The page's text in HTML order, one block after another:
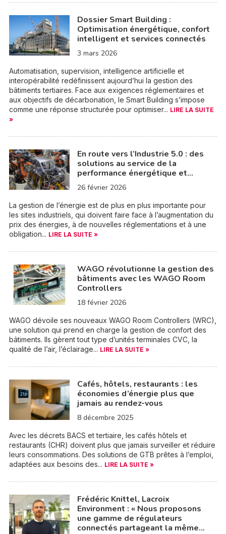
Dossier Smart Building :
Optimisation énergétique, confort
intelligent et services connectés
3 mars 2026
Automatisation, supervision, intelligence artificielle et
interopérabilité redéfinissent aujourd’hui la gestion des
bâtiments tertiaires. Face aux exigences réglementaires et
aux objectifs de décarbonation, le Smart Building s’impose
comme une réponse structurée pour optimiser... LIRE LA SUITE
»
En route vers l’Industrie 5.0 : des
solutions au service de la
performance énergétique et…
26 février 2026
La gestion de l’énergie est de plus en plus importante pour
les sites industriels, qui doivent faire face à l’augmentation du
prix des énergies, à de nouvelles réglementations et à une
obligation... LIRE LA SUITE »
WAGO révolutionne la gestion des
bâtiments avec les WAGO Room
Controllers
18 février 2026
WAGO dévoile ses nouveaux WAGO Room Controllers (WRC),
une solution qui prend en charge la gestion de confort des
bâtiments. Ils gèrent tout type d’unités terminales CVC, la
qualité de l’air, l’éclairage... LIRE LA SUITE »
Cafés, hôtels, restaurants : les
économies d’énergie plus que
jamais au rendez-vous
8 décembre 2025
Avec les décrets BACS et tertiaire, les cafés hôtels et
restaurants (CHR) doivent plus que jamais surveiller et réduire
leurs consommations. Des solutions de GTB prêtes à l’emploi,
adaptées aux besoins des... LIRE LA SUITE »
Frédéric Knittel, Lacroix
Environment : « Nous proposons
une gamme de régulateurs
connectés partageant la même…